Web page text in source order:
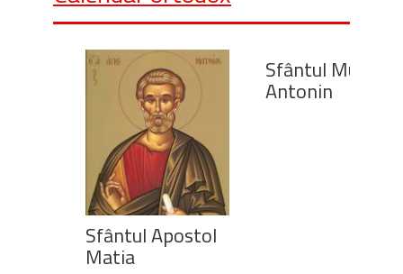
Sfântul Apostol
Matia
Sfântul Mucenic
Antonin